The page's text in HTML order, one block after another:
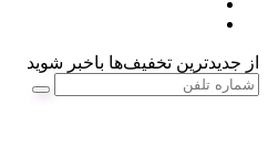
از جدیدترین تخفیف‌ها باخبر شوید